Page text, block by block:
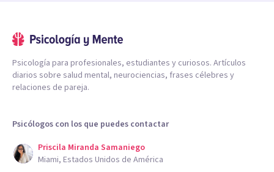
Psicología para profesionales, estudiantes y curiosos. Artículos
diarios sobre salud mental, neurociencias, frases célebres y
relaciones de pareja.
Psicólogos con los que puedes contactar
Priscila Miranda Samaniego
Miami, Estados Unidos de América